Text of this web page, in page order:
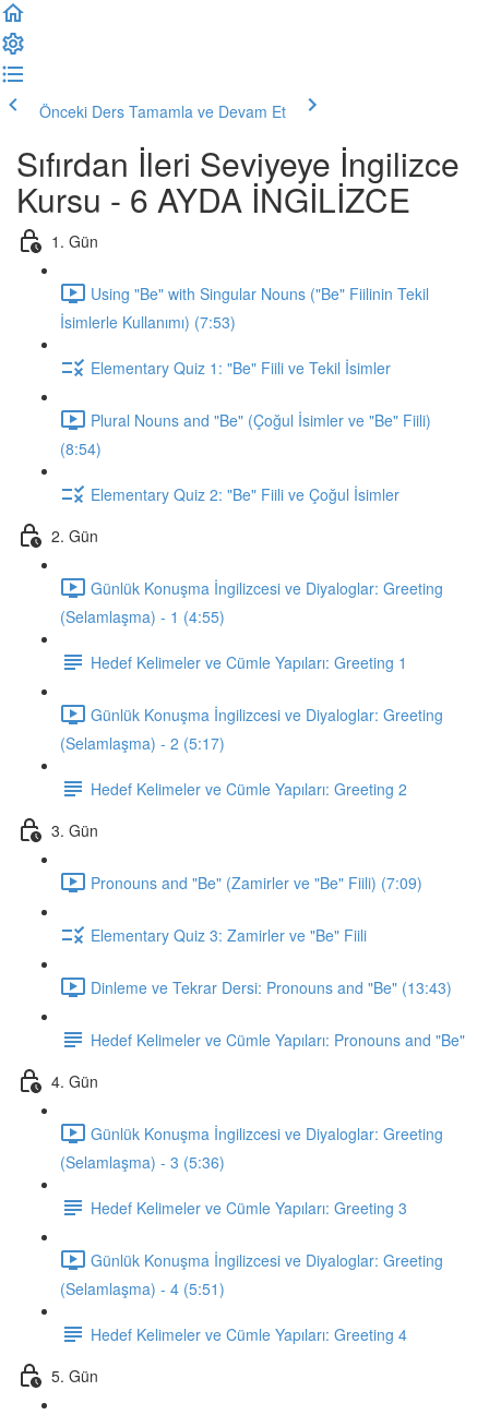
Önceki Ders Tamamla ve Devam Et
Sıfırdan İleri Seviyeye İngilizce
Kursu - 6 AYDA İNGİLİZCE
1. Gün
Using "Be" with Singular Nouns ("Be" Fiilinin Tekil
İsimlerle Kullanımı) (7:53)
Elementary Quiz 1: "Be" Fiili ve Tekil İsimler
Plural Nouns and "Be" (Çoğul İsimler ve "Be" Fiili)
(8:54)
Elementary Quiz 2: "Be" Fiili ve Çoğul İsimler
2. Gün
Günlük Konuşma İngilizcesi ve Diyaloglar: Greeting
(Selamlaşma) - 1 (4:55)
Hedef Kelimeler ve Cümle Yapıları: Greeting 1
Günlük Konuşma İngilizcesi ve Diyaloglar: Greeting
(Selamlaşma) - 2 (5:17)
Hedef Kelimeler ve Cümle Yapıları: Greeting 2
3. Gün
Pronouns and "Be" (Zamirler ve "Be" Fiili) (7:09)
Elementary Quiz 3: Zamirler ve "Be" Fiili
Dinleme ve Tekrar Dersi: Pronouns and "Be" (13:43)
Hedef Kelimeler ve Cümle Yapıları: Pronouns and "Be"
4. Gün
Günlük Konuşma İngilizcesi ve Diyaloglar: Greeting
(Selamlaşma) - 3 (5:36)
Hedef Kelimeler ve Cümle Yapıları: Greeting 3
Günlük Konuşma İngilizcesi ve Diyaloglar: Greeting
(Selamlaşma) - 4 (5:51)
Hedef Kelimeler ve Cümle Yapıları: Greeting 4
5. Gün